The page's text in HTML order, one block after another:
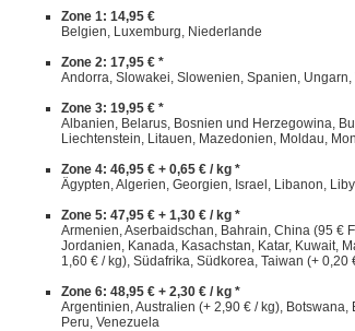
Zone 1: 14,95 €
Belgien, Luxemburg, Niederlande
Zone 2: 17,95 € *
Andorra, Slowakei, Slowenien, Spanien, Ungarn,
Zone 3: 19,95 € *
Albanien, Belarus, Bosnien und Herzegowina,
Liechtenstein, Litauen, Mazedonien, Moldau,
Zone 4: 46,95 € + 0,65 € / kg *
Ägypten, Algerien, Georgien, Israel, Libanon,
Zone 5: 47,95 € + 1,30 € / kg *
Armenien, Aserbaidschan, Bahrain, China (95 €
Jordanien, Kanada, Kasachstan, Katar, Kuwait,
1,60 € / kg), Südafrika, Südkorea, Taiwan (+
Zone 6: 48,95 € + 2,30 € / kg *
Argentinien, Australien (+ 2,90 € / kg),
Peru, Venezuela